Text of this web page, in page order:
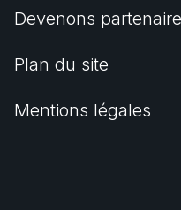
Devenons partenaire
Plan du site
Mentions légales